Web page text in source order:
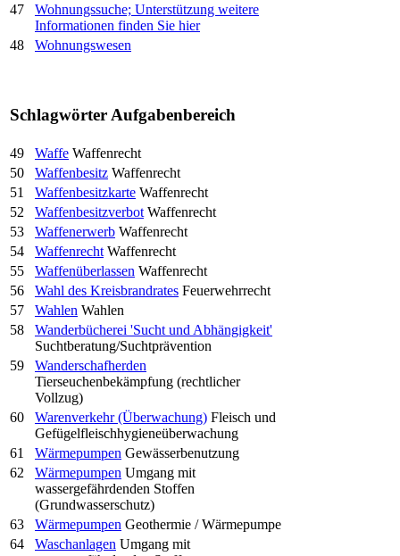
47
Wohnungssuche; Unterstützung weitere
Informationen finden Sie hier
48
Wohnungswesen
SchlagwörterAufgabenbereich
49 Waffe Waffenrecht
50
Waffenbesitz Waffenrecht
51
Waffenbesitzkarte Waffenrecht
52
Waffenbesitzverbot Waffenrecht
53
Waffenerwerb Waffenrecht
54
Waffenrecht Waffenrecht
55
Waffenüberlassen Waffenrecht
56
Wahl des Kreisbrandrates Feuerwehrrecht
57
Wahlen Wahlen
58
Wanderbücherei 'Sucht und Abhängigkeit'
Suchtberatung/Suchtprävention
59
Wanderschafherden
Tierseuchenbekämpfung (rechtlicher
Vollzug)
60
Warenverkehr (Überwachung) Fleisch und
Gefügelfleischhygieneüberwachung
61
Wärmepumpen Gewässerbenutzung
62
Wärmepumpen Umgang mit
wassergefährdenden Stoffen
(Grundwasserschutz)
63
Wärmepumpen Geothermie / Wärmepumpe
64
Waschanlagen Umgang mit